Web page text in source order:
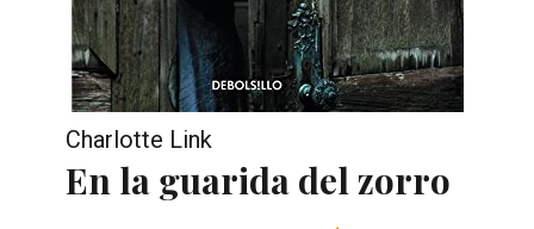
Charlotte Link
En la guarida del zorro